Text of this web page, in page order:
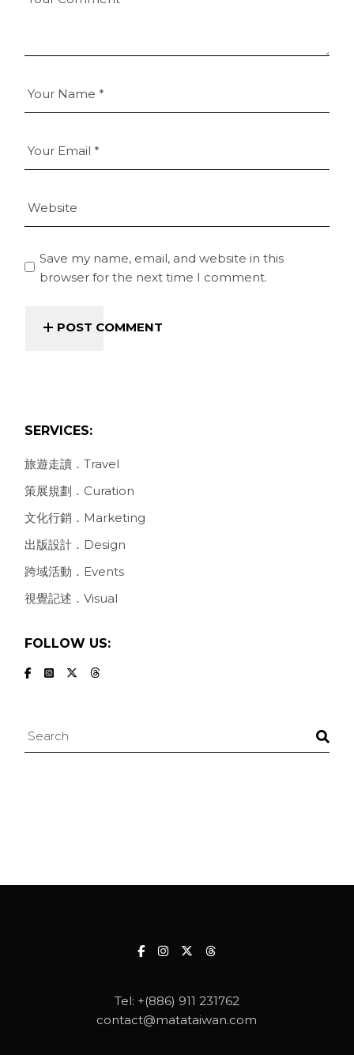
Save my name, email, and website in this
browser for the next time I comment.
POST COMMENT
SERVICES:
旅遊走讀．Travel
策展規劃．Curation
文化行銷．Marketing
出版設計．Design
跨域活動．Events
視覺記述．Visual
FOLLOW US:
Search
Tel: +(886) 911 231762
contact@matataiwan.com